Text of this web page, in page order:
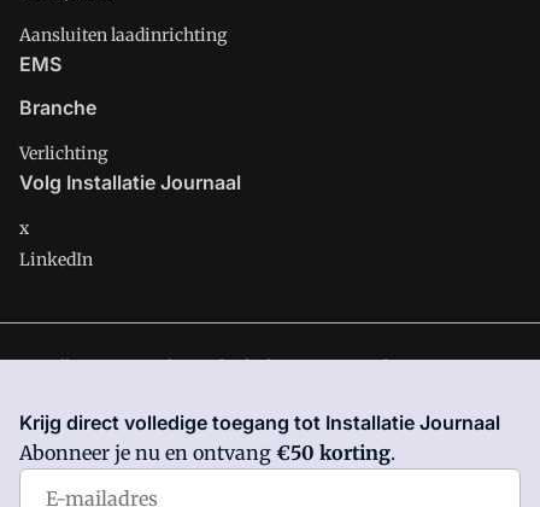
Aansluiten laadinrichting
EMS
Branche
Verlichting
Volg Installatie Journaal
x
LinkedIn
Installatie Journaal is onderdeel van VMN media. Lees inons
site zijn de volgende regelingen van toepassing:Algemene
VoorwaardenenPrivacy en Cookie beleid|Privacy instellingen
Krijg direct volledige toegang tot Installatie Journaal
Abonneer je nu en ontvang €50 korting.